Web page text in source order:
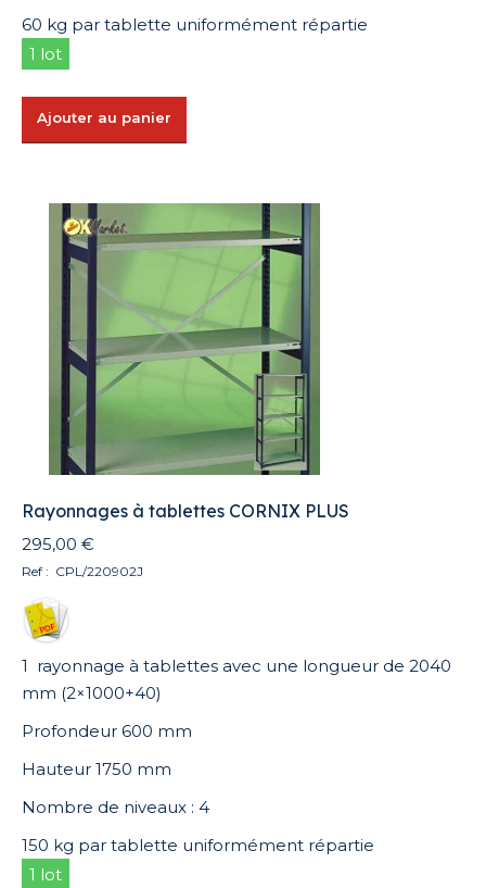
60 kg par tablette uniformément répartie
1 lot
Ajouter au panier
Rayonnages à tablettes CORNIX PLUS
295,00 €
Ref : CPL/220902J
1 rayonnage à tablettes avec une longueur de 2040
mm (2×1000+40)
Profondeur 600 mm
Hauteur 1750 mm
Nombre de niveaux : 4
150 kg par tablette uniformément répartie
1 lot